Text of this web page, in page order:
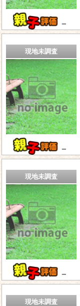
－
現地未調査
－
現地未調査
－
現地未調査